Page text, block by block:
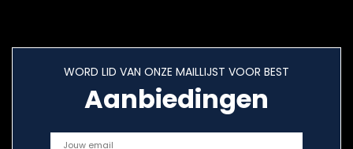
WORD LID VAN ONZE MAILLIJST VOOR BEST
Aanbiedingen